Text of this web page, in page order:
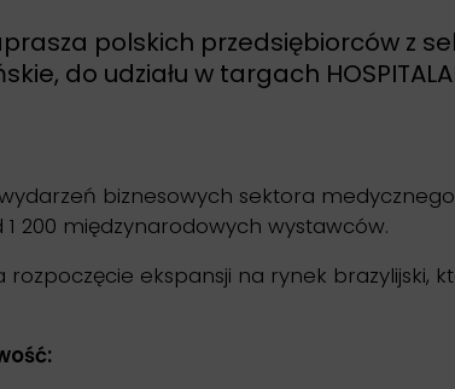
polskich przedsiębiorców z
do udziału w targach
biznesowych sektora
200 międzynarodowych wystawców.
ekspansji na rynek brazylijski,